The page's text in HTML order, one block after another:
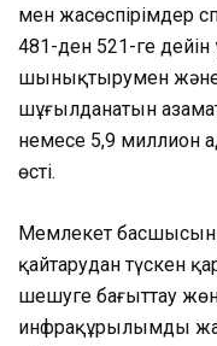
мен жасөспірімдер
481-ден 521-ге
шынықтырумен және
шұғылданатын
немесе 5,9 миллион
өсті.
Мемлекет
қайтарудан түскен
шешуге бағыттау
инфрақұрылымды